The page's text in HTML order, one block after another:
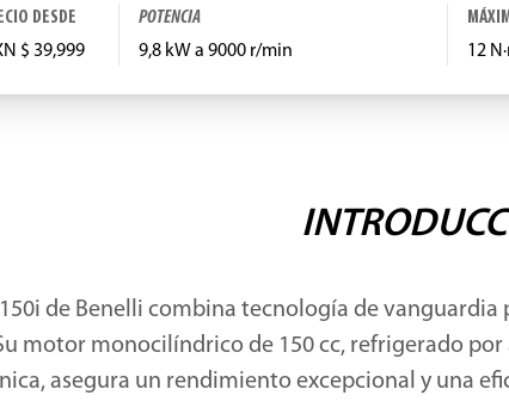
DESDE
$ 39,999
POTENCIA
9,8 kW a 9000 r/min
12
150i de Benelli combina tecnología de
motor monocilíndrico de 150 cc, refrigerado
asegura un rendimiento excepcional y una